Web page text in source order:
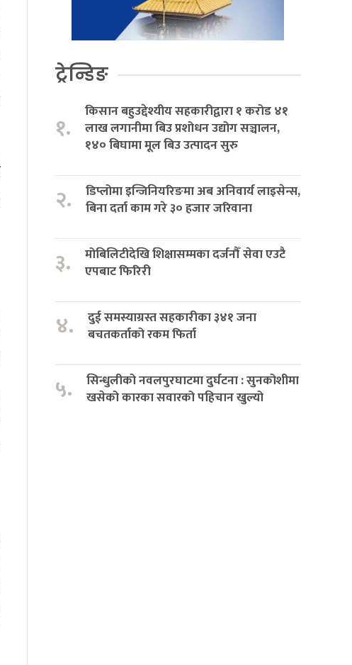
ट्रेन्डिङ
१.
किसान बहुउद्देश्यीय सहकारीद्वारा १ करोड ४१
लाख लगानीमा बिउ प्रशोधन उद्योग सञ्चालन,
१४० बिघामा मूल बिउ उत्पादन सुरु
२.
डिप्लोमा इन्जिनियरिङमा अब अनिवार्य लाइसेन्स,
बिना दर्ता काम गरे ३० हजार जरिवाना
३.
मोबिलिटीदेखि शिक्षासम्मका दर्जनौँ सेवा एउटै
एपबाट फिरिरी
४.
दुई समस्याग्रस्त सहकारीका ३४१ जना
बचतकर्ताको रकम फिर्ता
५.
सिन्धुलीको नवलपुरघाटमा दुर्घटना : सुनकोशीमा
खसेको कारका सवारको पहिचान खुल्यो